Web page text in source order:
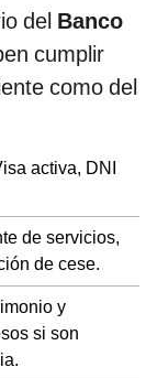
del Banco
cumplir
como del
activa, DNI
de servicios,
de cese.
y
si son